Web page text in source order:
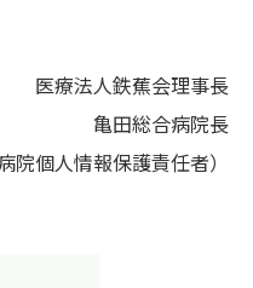
医療法人鉄蕉会理事長
亀田総合病院長
院個人情報保護責任者）